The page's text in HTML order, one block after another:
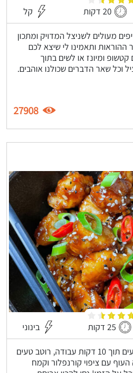
20 דקות קל
מעולים לשניצל המדויק ומתכון
ותאמינו לי שיצא לכם
ומיונז או לשים בתוך
וכל שאר הדברים שכולנו אוהבים.
27908
25 דקות בינוני
עוף חמוץ מתוק פריך טעים תוך 10 דקות עבודה, רוטב טעים
לחזה העוף עם ציפוי קורנפלור וקמח